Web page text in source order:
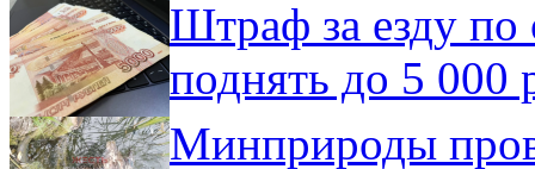
Штраф за езду по
поднять до 5 000
Минприроды